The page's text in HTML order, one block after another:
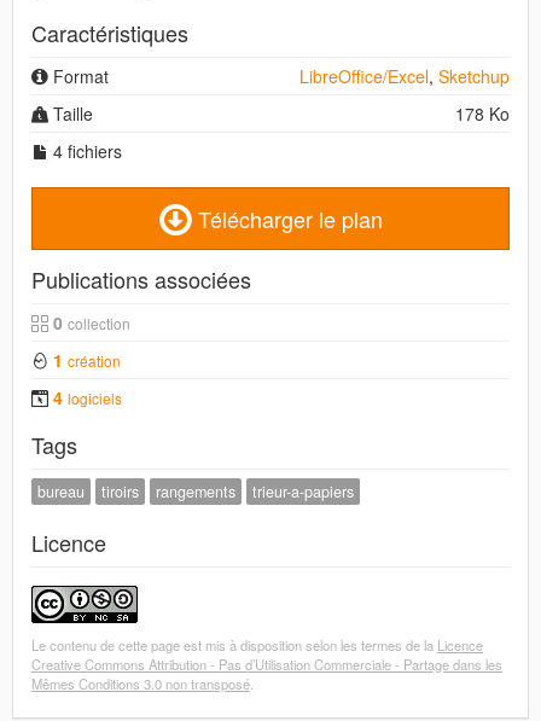
Caractéristiques
LibreOffice/Excel, Sketchup
Format
178 Ko
Taille
4 fichiers
Télécharger le plan
Publications associées
0 collection
1 création
4 logiciels
Tags
bureau tiroirs rangements trieur-a-papiers
Licence
Le contenu de cette page est mis à disposition selon les termes de la Licence
Creative Commons Attribution - Pas d’Utilisation Commerciale - Partage dans les
Mêmes Conditions 3.0 non transposé.